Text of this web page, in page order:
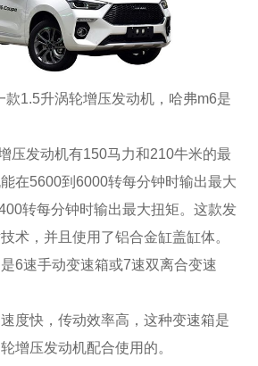
款1.5升涡轮增压发动机，哈弗m6是
压发动机有150马力和210牛米的最
在5600到6000转每分钟时输出最大
转每分钟时输出最大扭矩。这款发
术，并且使用了铝合金缸盖缸体。
6速手动变速箱或7速双离合变速
度快，传动效率高，这种变速箱是
增压发动机配合使用的。